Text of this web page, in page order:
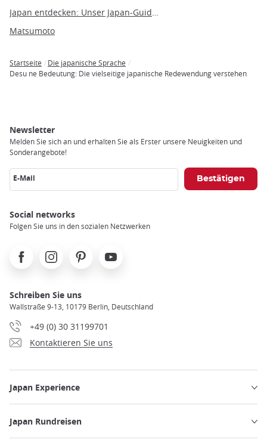
Japan entdecken: Unser Japan-Guide nach Themen
Matsumoto
Breadcrumb
Startseite
Die japanische Sprache
Desu ne Bedeutung: Die vielseitige japanische Redewendung verstehen
Newsletter
Melden Sie sich an und erhalten Sie als Erster unsere Neuigkeiten und
Sonderangebote!
E-Mail
Social networks
Folgen Sie uns in den sozialen Netzwerken
FacebookInstagramPinterest Youtube
Schreiben Sie uns
Wallstraße 9-13, 10179 Berlin, Deutschland
+49 (0) 30 31199701
Kontaktieren Sie uns
Japan Experience
Japan Rundreisen